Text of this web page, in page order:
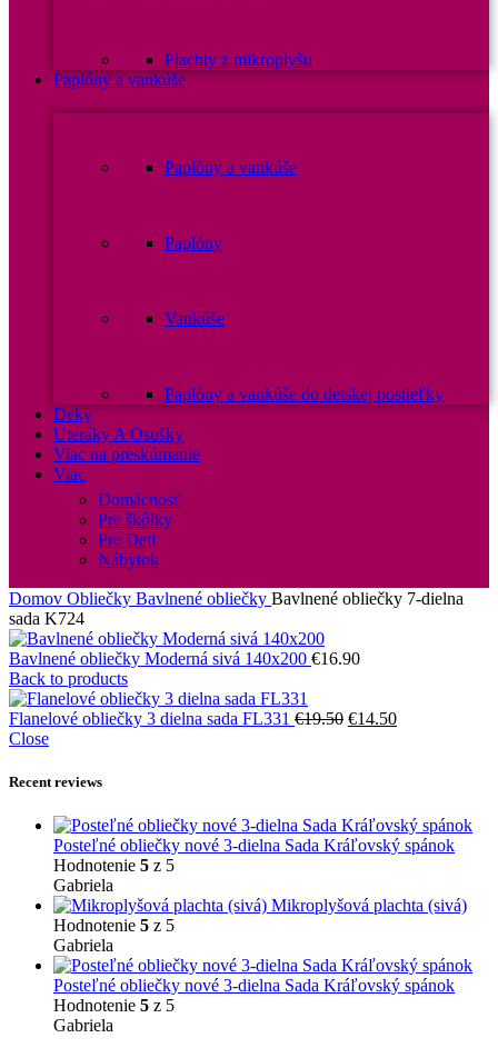
Plachty z mikroplyšu
Paplóny a vankúše
Paplóny a vankúše
Paplóny
Vankúše
Paplóny a vankúše do detskej postieľky
Deky
Uteráky A Osušky
Viac na preskúmanie
Viac
Domácnosť
Pre škôlky
Pre Deti
Nábytok
Domov Obliečky Bavlnené obliečky Bavlnené obliečky 7-dielna
sada K724
Bavlnené obliečky Moderná sivá 140x200 €16.90
Back to products
Flanelové obliečky 3 dielna sada FL331 €19.50 Pôvodná
€14.50Aktuálna
Close
Recent reviews
Posteľné obliečky nové 3-dielna Sada Kráľovský spánok
Hodnotenie 5 z 5
Gabriela
Mikroplyšová plachta (sivá)
Hodnotenie 5 z 5
Gabriela
Posteľné obliečky nové 3-dielna Sada Kráľovský spánok
Hodnotenie 5 z 5
Gabriela